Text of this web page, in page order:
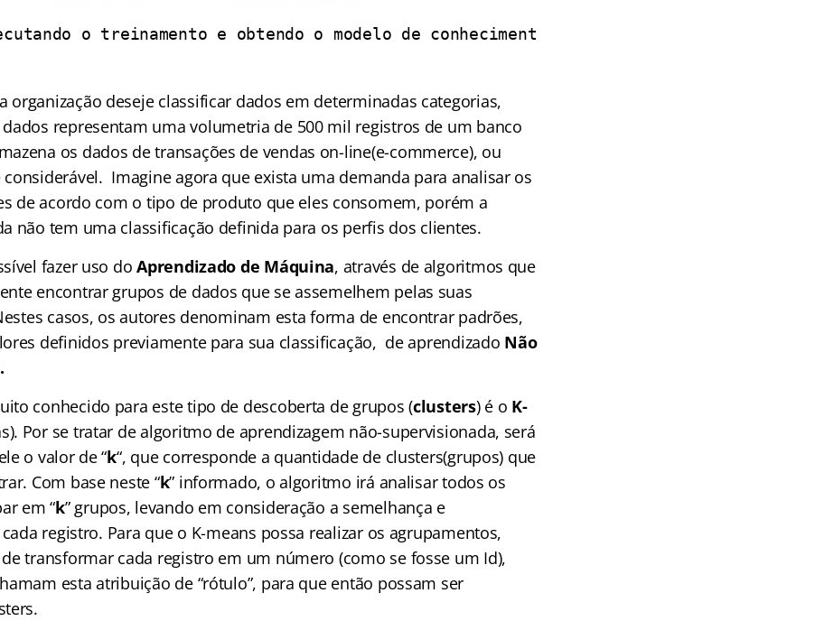
o treinamento e obtendo o modelo de conhecimento
organização deseje classificar dados em determinadas categorias,
representam uma volumetria de 500 mil registros de um banco
os dados de transações de vendas on-line(e-commerce), ou
Imagine agora que exista uma demanda para analisar os
de acordo com o tipo de produto que eles consomem, porém a
não tem uma classificação definida para os perfis dos clientes.
fazer uso doAprendizado de Máquina, através de algoritmos que
encontrar grupos de dados que se assemelhem pelas suas
casos, os autores denominam esta forma de encontrar padrões,
definidos previamente para sua classificação, de aprendizado Não
conhecido para este tipo de descoberta de grupos (clusters) é o K-
Por se tratar de algoritmo de aprendizagem não-supervisionada, será
o valor de “k“, que corresponde a quantidade de clusters(grupos) que
Com base neste “k” informado, o algoritmo irá analisar todos os
em “k” grupos, levando em consideração a semelhança e
registro. Para que o K-means possa realizar os agrupamentos,
transformar cada registro em um número (como se fosse um Id),
esta atribuição de “rótulo”, para que então possam ser